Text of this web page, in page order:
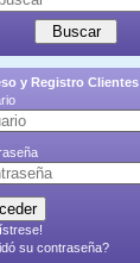
y Registro Clientes
su contraseña?